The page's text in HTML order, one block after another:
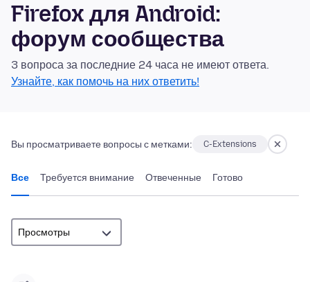
Firefox для Android:
форум сообщества
3 вопроса за последние 24 часа не имеют ответа.
Узнайте, как помочь на них ответить!
Вы просматриваете вопросы с метками: C-Extensions
Все Требуется внимание Отвеченные Готово